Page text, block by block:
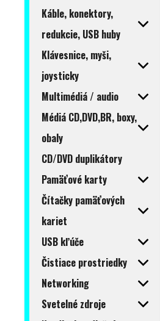
Káble, konektory,
redukcie, USB huby
Klávesnice, myši,
joysticky
Multimédiá / audio
Médiá CD,DVD,BR, boxy,
obaly
CD/DVD duplikátory
Pamäťové karty
Čítačky pamäťových
kariet
USB kľúče
Čistiace prostriedky
Networking
Svetelné zdroje